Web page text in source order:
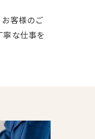
客様のご
な仕事を